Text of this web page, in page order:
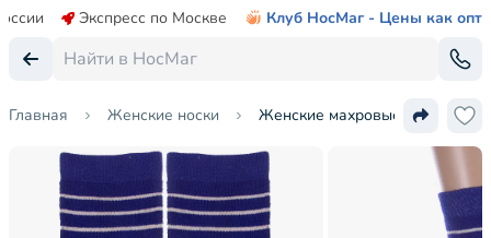
Экспресс по Москве Клуб НосМаг - Цены как опт
Главная Женские носки Женские махровые носки